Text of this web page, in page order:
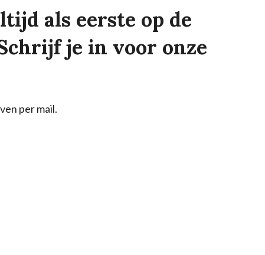
als eerste op de
je in voor onze
per mail.